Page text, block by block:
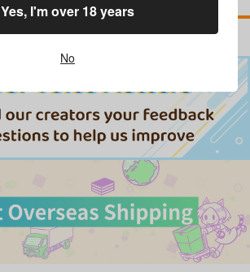
No
Yes, I'm over 18 years